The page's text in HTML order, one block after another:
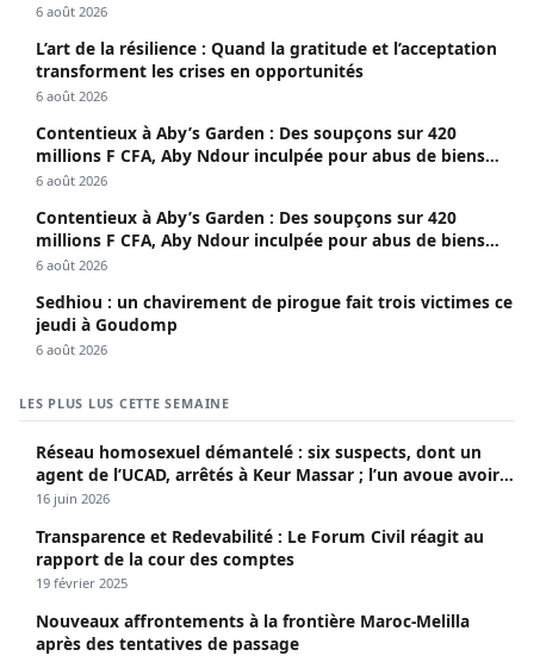
6 août 2026
L’art de la résilience : Quand la gratitude et l’acceptation
transforment les crises en opportunités
6 août 2026
Contentieux à Aby’s Garden : Des soupçons sur 420
millions F CFA, Aby Ndour inculpée pour abus de biens
sociaux
6 août 2026
Contentieux à Aby’s Garden : Des soupçons sur 420
millions F CFA, Aby Ndour inculpée pour abus de biens
sociaux
6 août 2026
Sedhiou : un chavirement de pirogue fait trois victimes ce
jeudi à Goudomp
6 août 2026
LES PLUS LUS CETTE SEMAINE
Réseau homosexuel démantelé : six suspects, dont un
agent de l’UCAD, arrêtés à Keur Massar ; l’un avoue avoir
propagé le VIH depuis 2018
16 juin 2026
Transparence et Redevabilité : Le Forum Civil réagit au
rapport de la cour des comptes
19 février 2025
Nouveaux affrontements à la frontière Maroc-Melilla
après des tentatives de passage